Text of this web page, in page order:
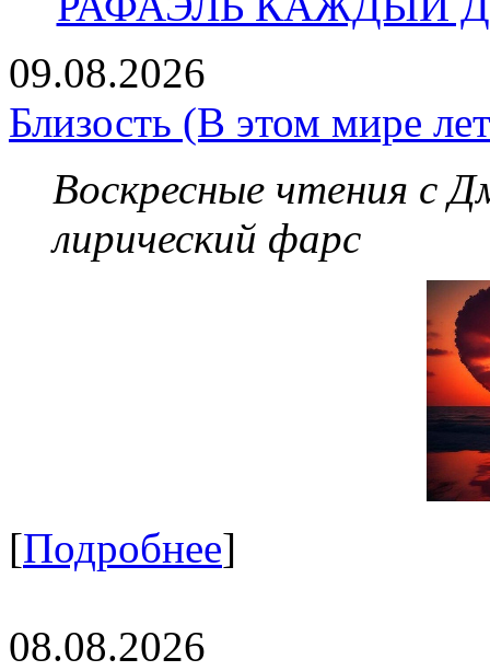
09.08.2026
Близость (В этом мире
Воскресные чтения с
лирический фарс
[Подробнее]
08.08.2026